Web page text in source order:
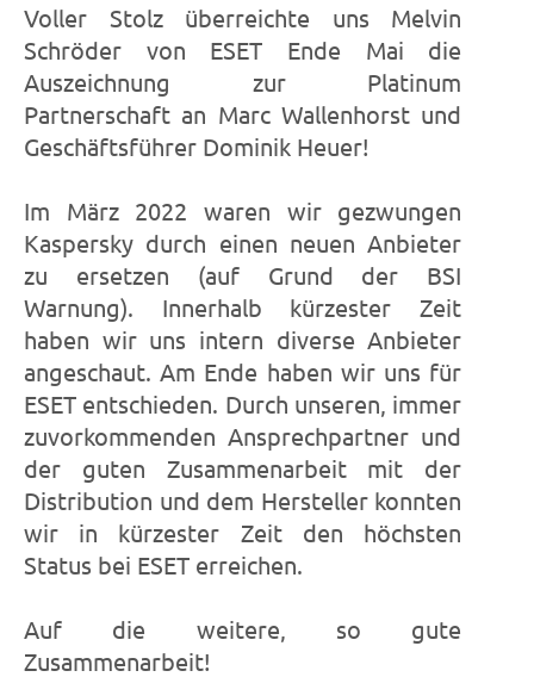
Voller Stolz überreichte uns Melvin
Schröder von ESET Ende Mai die
Auszeichnung zur Platinum
Partnerschaft an Marc Wallenhorst und
Geschäftsführer Dominik Heuer!
Im März 2022 waren wir gezwungen
Kaspersky durch einen neuen Anbieter
zu ersetzen (auf Grund der BSI
Warnung). Innerhalb kürzester Zeit
haben wir uns intern diverse Anbieter
angeschaut. Am Ende haben wir uns für
ESET entschieden. Durch unseren, immer
zuvorkommenden Ansprechpartner und
der guten Zusammenarbeit mit der
Distribution und dem Hersteller konnten
wir in kürzester Zeit den höchsten
Status bei ESET erreichen.
Auf die weitere, so gute
Zusammenarbeit!